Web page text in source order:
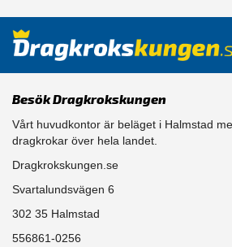
Besök Dragkrokskungen
Vårt huvudkontor är beläget i Halmstad
dragkrokar över hela landet.
Dragkrokskungen.se
Svartalundsvägen 6
302 35 Halmstad
556861-0256